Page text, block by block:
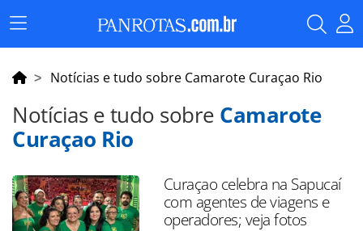
Menu
Principal
Notícias e tudo sobre Camarote Curaçao Rio
Notícias e tudo sobre Camarote
Curaçao Rio
Curaçao celebra na Sapucaí
com agentes de viagens e
operadores; veja fotos